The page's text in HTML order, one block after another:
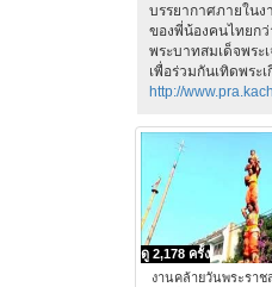
บรรยากาศภายใน
ของพี่น้องคนไทยก
พระบาทสมเด็จพร
เพื่อร่วมกันเทิดพระ
http://
ดู 2,178 ครั้ง
งานคล้ายวันพระรา